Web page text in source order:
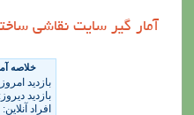
آمار گیر سایت نقاشی